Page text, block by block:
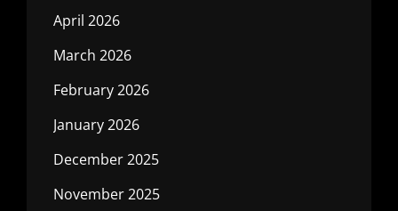
April 2026
March 2026
February 2026
January 2026
December 2025
November 2025